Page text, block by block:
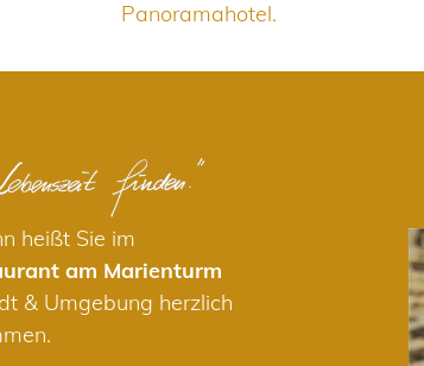
Panoramahotel.
heißt Sie im
am Marienturm
& Umgebung herzlich